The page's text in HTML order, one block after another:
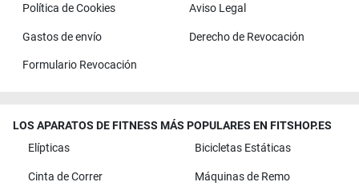
Política de Cookies Aviso Legal
Gastos de envío Derecho de Revocación
Formulario Revocación
LOS APARATOS DE FITNESS MÁS POPULARES EN FITSHOP.ES
Elípticas
Bicicletas Estáticas
Cinta de Correr Máquinas de Remo